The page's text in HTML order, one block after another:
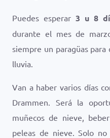
Puedes esperar 3 u 8
durante el mes de
siempre un paragüas
lluvia.
Van a haber varios días
Drammen. Será la
muñecos de nieve,
peleas de nieve. Solo